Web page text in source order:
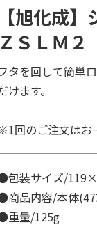
【旭化成
ＺＳＬＭ２
タを回して簡単
けます。
回のご注文はお
包装サイズ/
商品内容/本体
重量/125g